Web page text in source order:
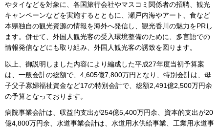
やタイなどを対象に、各国旅行会社やマスコミ関係者の招聘、観光
キャンペーンなどを実施するとともに、瀬戸内海やアート、食など
本県独自の観光資源の情報を海外へ発信し、観光香川の魅力をPRし
ます。併せて、外国人観光客の受入環境整備のために、多言語での
情報発信などにも取り組み、外国人観光客の誘致を図ります。
以上、御説明しました内容により編成した平成27年度当初予算案
は、一般会計の総額で、4,605億7,800万円となり、特別会計は、母
子父子寡婦福祉資金など17の特別会計で、総額2,491億2,500万円余
の予算となっております。
病院事業会計は、収益的支出が254億5,400万円余、資本的支出が20
億4,800万円余、水道事業会計は、水道用水供給事業、工業用水道事